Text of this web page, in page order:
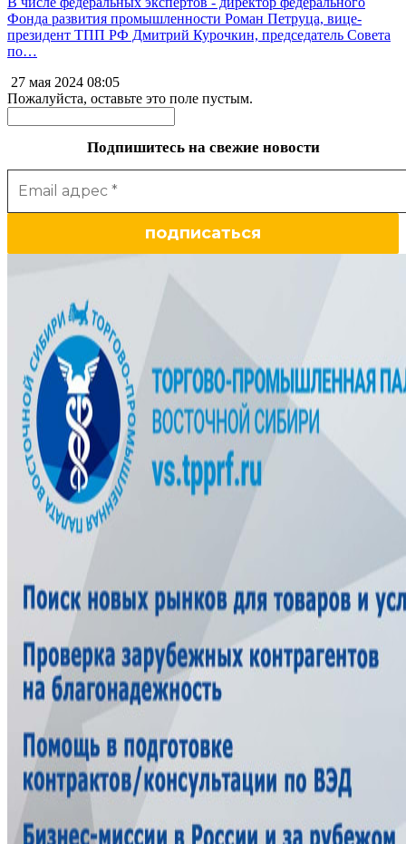
Фонда развития промышленности Роман Петруца, вице-
президент ТПП РФ Дмитрий Курочкин, председатель Совета
по…
27 мая 2024 08:05
Пожалуйста, оставьте это поле пустым.
Подпишитесь на свежие новости